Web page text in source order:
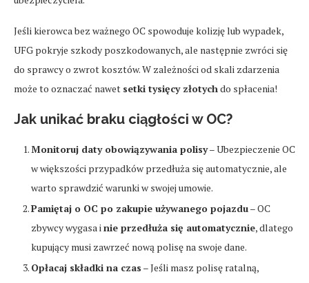
Jeśli kierowca bez ważnego OC spowoduje kolizję lub wypadek,
UFG pokryje szkody poszkodowanych, ale następnie zwróci się
do sprawcy o zwrot kosztów. W zależności od skali zdarzenia
może to oznaczać nawet setki tysięcy złotychdo spłacenia!
Jak unikać braku ciągłości w OC?
Monitoruj daty obowiązywania polisy– Ubezpieczenie OC
w większości przypadków przedłuża się automatycznie, ale
warto sprawdzić warunki w swojej umowie.
Pamiętaj o OC po zakupie używanego pojazdu– OC
zbywcy wygasa inie przedłuża się automatycznie, dlatego
kupujący musi zawrzeć nową polisę na swoje dane.
Opłacaj składki na czas – Jeśli masz polisę ratalną,